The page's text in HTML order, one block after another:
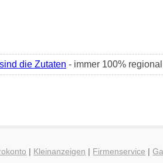
die Zutaten - immer 100%
| Kleinanzeigen | Firmenservice |